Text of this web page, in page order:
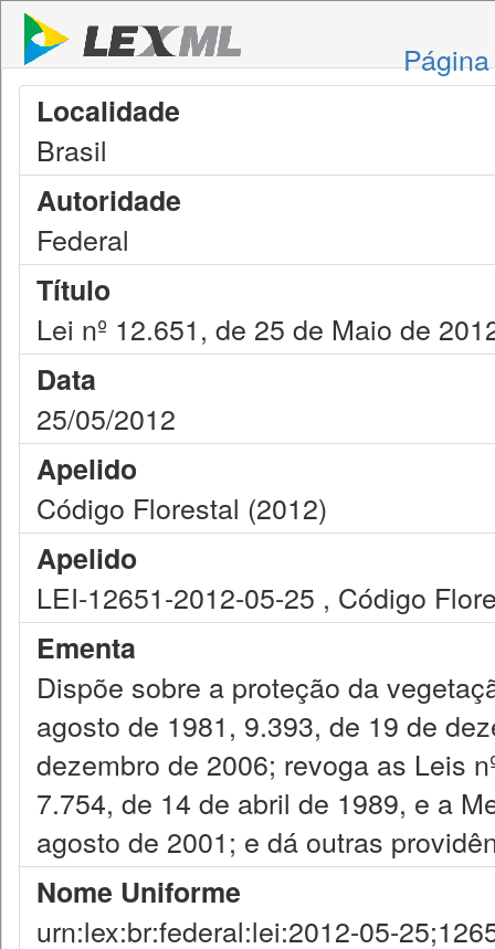
Localidade
Brasil
Autoridade
Federal
Título
Lei nº 12.651, de 25 de Maio de
Data
25/05/2012
Apelido
Código Florestal (2012)
Apelido
LEI-12651-2012-05-25 , Código
Ementa
Dispõe sobre a proteção da
agosto de 1981, 9.393, de 19 de
dezembro de 2006; revoga as Leis
7.754, de 14 de abril de 1989, e a
agosto de 2001; e dá outras
Nome Uniforme
urn:lex:br:federal:lei:2012-05-